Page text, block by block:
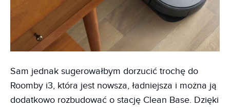
Sam jednak sugerowałbym dorzucić trochę do
Roomby i3, która jest nowsza, ładniejsza i można ją
dodatkowo rozbudować o stację Clean Base. Dzięki